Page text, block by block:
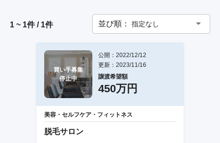
1 ~ 1件 / 1件 並び順： 指定なし
買い手募集
停止中
公開：2022/12/12
更新：2023/11/16
譲渡希望額
450万円
美容・セルフケア・フィットネス
脱毛サロン